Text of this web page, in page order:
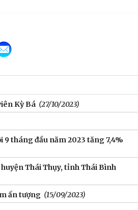
Kỳ Bá (27/10/2023)
tháng đầu năm 2023 tăng 7,4%
Thái Thụy, tỉnh Thái Bình
ấn tượng (15/09/2023)